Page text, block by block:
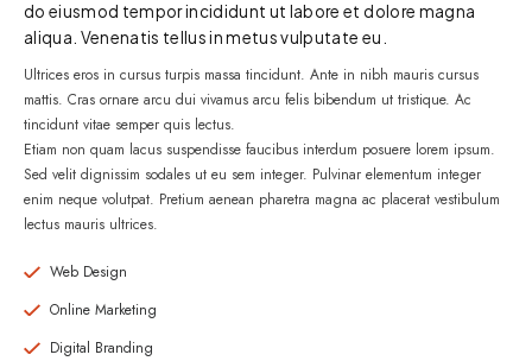
do eiusmod tempor incididunt ut labore et dolore magna
aliqua. Venenatis tellus in metus vulputate eu.
Ultrices eros in cursus turpis massa tincidunt. Ante in nibh mauris cursus
mattis. Cras ornare arcu dui vivamus arcu felis bibendum ut tristique. Ac
tincidunt vitae semper quis lectus.
Etiam non quam lacus suspendisse faucibus interdum posuere lorem ipsum.
Sed velit dignissim sodales ut eu sem integer. Pulvinar elementum integer
enim neque volutpat. Pretium aenean pharetra magna ac placerat vestibulum
lectus mauris ultrices.
Web Design
Online Marketing
Digital Branding